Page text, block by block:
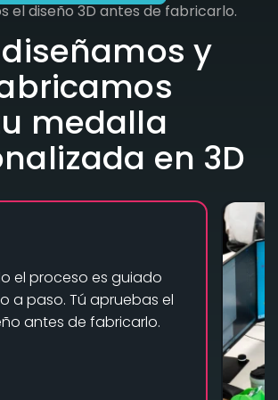
el diseño 3D antes de fabricarlo.
y
medalla
en 3D
el proceso es guiado
a paso. Tú apruebas el
antes de fabricarlo.